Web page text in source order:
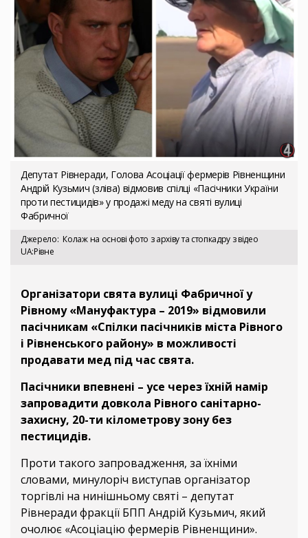
Депутат Рівнеради, Голова Асоціації фермерів Рівненщини
Андрій Кузьмич (зліва) відмовив спілці «Пасічники України
проти пестицидів» у продажі меду на святі вулиці
Фабричної
Джерело Колаж на основі фото з архіву та стопкадру з відео
UA:Рівне
Організатори свята вулиці Фабричної у
Рівному «Мануфактура – 2019» відмовили
пасічникам «Спілки пасічників міста Рівного
і Рівненського району» в можливості
продавати мед під час свята.
Пасічники впевнені – усе через їхній намір
запровадити довкола Рівного санітарно-
захисну, 20-ти кілометрову зону без
пестицидів.
Проти такого запровадження, за їхніми
словами, минулоріч виступав організатор
торгівлі на нинішньому святі – депутат
Рівнеради фракції БПП Андрій Кузьмич, який
очолює «Асоціацію фермерів Рівненщини».